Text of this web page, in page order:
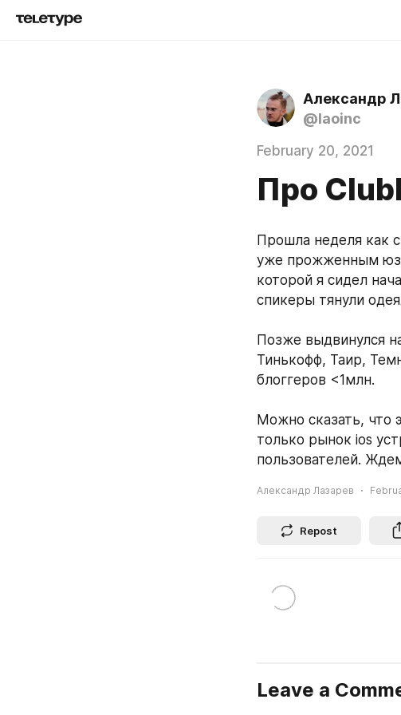
Александр
@laoinc
February 20, 2021
Про
Прошла неделя как
уже прожженным
которой я сидел
спикеры тянули
Позже выдвинулся
Тинькофф, Таир,
блоггеров <1млн.
Можно сказать, что
только рынок ios
пользователей.
Александр Лазарев
Repost
Leave a